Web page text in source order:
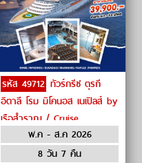
รหัส 49712 ทัวร์กรีซ ตุรกี
อิตาลี โรม มิโคนอส เนเปิลส์ by
เรือสำราญ / Cruise
พ.ค - ส.ค 2026
8 วัน 7 คืน